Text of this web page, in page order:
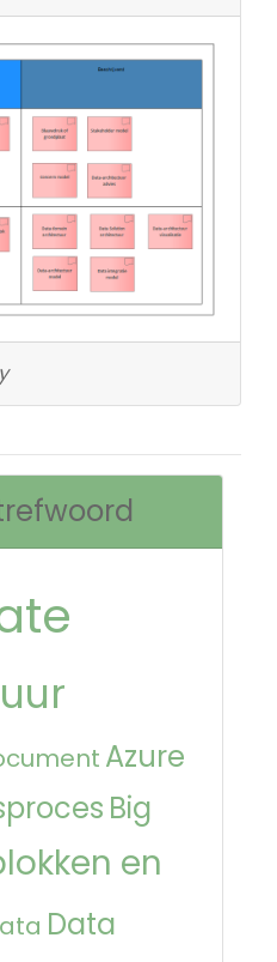
Azure
Big
en
Data